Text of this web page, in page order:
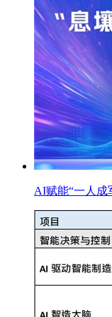
AI赋能“一人成